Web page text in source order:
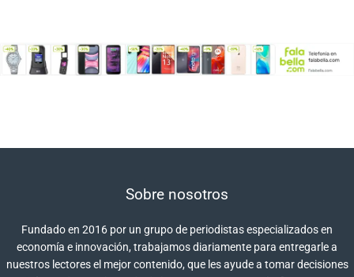
Sobre nosotros
Fundado en 2016 por un grupo de periodistas especializados en
economía e innovación, trabajamos diariamente para entregarle a
nuestros lectores el mejor contenido, que les ayude a tomar decisiones